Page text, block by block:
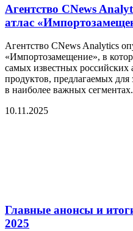
Агентство CNews
атлас
Агентство CNews Analytics
«Импортозамещение», в
самых известных
продуктов, предлагаемых
в наиболее важных сегментах.
10.11.2025
Главные анонсы и
2025